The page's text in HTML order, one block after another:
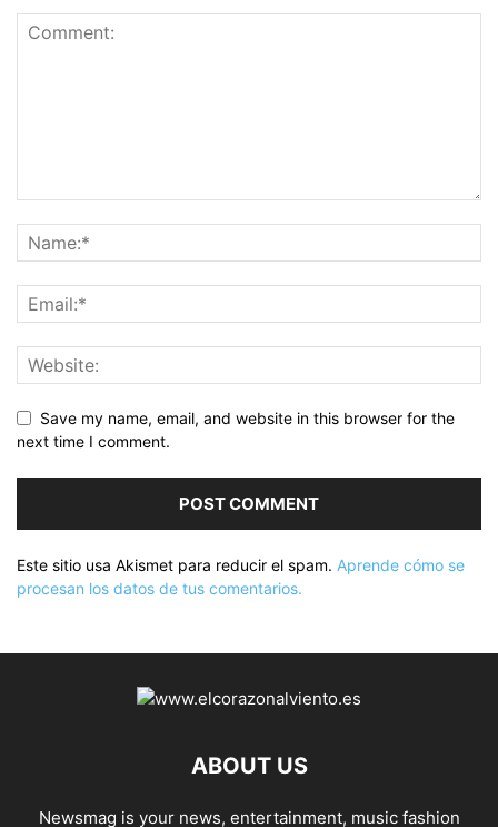
Save my name, email, and website in this browser for the
next time I comment.
Este sitio usa Akismet para reducir el spam. Aprende cómo se
procesan los datos de tus comentarios.
ABOUT US
Newsmag is your news, entertainment, music fashion